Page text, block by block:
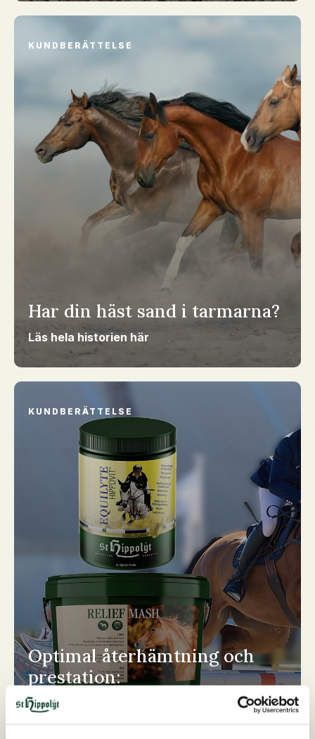
KUNDBERÄTTELSE
Har din häst sand i tarmarna?
Läs hela historien här
KUNDBERÄTTELSE
Optimal återhämtning och
prestation:
Läs hela historien här